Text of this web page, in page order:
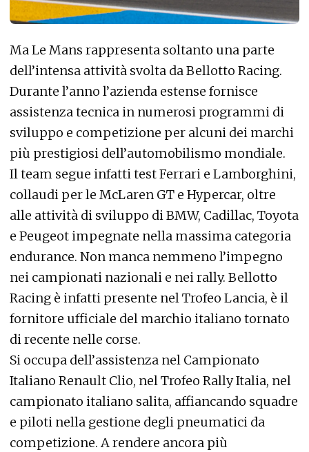
Ma Le Mans rappresenta soltanto una parte
dell’intensa attività svolta da Bellotto Racing.
Durante l’anno l’azienda estense fornisce
assistenza tecnica in numerosi programmi di
sviluppo e competizione per alcuni dei marchi
più prestigiosi dell’automobilismo mondiale.
Il team segue infatti test Ferrari e Lamborghini,
collaudi per le McLaren GT e Hypercar, oltre
alle attività di sviluppo di BMW, Cadillac, Toyota
e Peugeot impegnate nella massima categoria
endurance. Non manca nemmeno l’impegno
nei campionati nazionali e nei rally. Bellotto
Racing è infatti presente nel Trofeo Lancia, è il
fornitore ufficiale del marchio italiano tornato
di recente nelle corse.
Si occupa dell’assistenza nel Campionato
Italiano Renault Clio, nel Trofeo Rally Italia, nel
campionato italiano salita, affiancando squadre
e piloti nella gestione degli pneumatici da
competizione. A rendere ancora più